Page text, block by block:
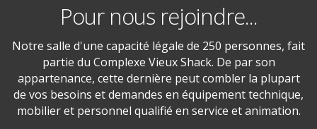
Pour nous rejoindre...
Notre salle d'une capacité légale de 250 personnes, fait
partie du Complexe Vieux Shack. De par son
appartenance, cette dernière peut combler la plupart
de vos besoins et demandes en équipement technique,
mobilier et personnel qualifié en service et animation.